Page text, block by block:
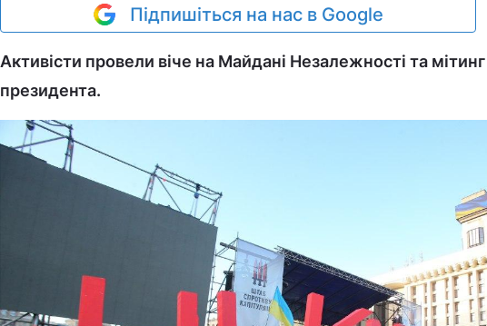
Підпишіться на нас в Google
Активісти провели віче на Майдані Незалежності та
президента.